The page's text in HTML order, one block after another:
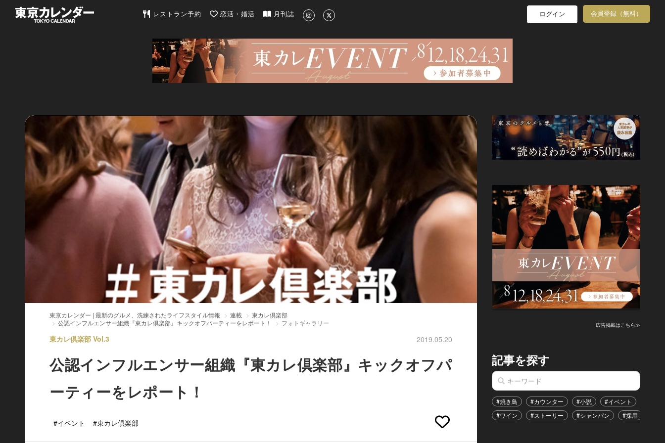
東京カレンダー | 最新のグルメ、洗練されたライフスタイル情報
レストラン予約 恋活・婚活 月刊誌 ログイン 会員登録（無料）
東京カレンダー | 最新のグルメ、洗練されたライフスタイル情報 連載
東カレ倶楽部
公認インフルエンサー組織『東カレ倶楽部』キックオフパーティーをレポート！
フォトギャラリー
東カレ倶楽部 Vol.3 2019.05.20
公認インフルエンサー組織『東カレ倶楽部』キックオフパ
ーティーをレポート！
#イベント #東カレ倶楽部
広告掲載はこちら≫
記事を探す
#焼き鳥 #カウンター #小説 #イベント
#ワイン
#ストーリー #シャンパン #採用